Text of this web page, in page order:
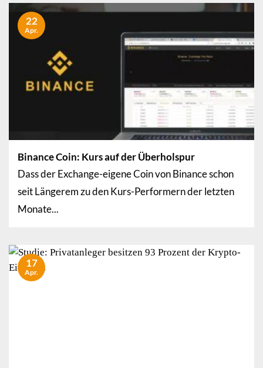
Binance Coin: Kurs auf der Überholspur
Dass der Exchange-eigene Coin von Binance schon
seit Längerem zu den Kurs-Performern der letzten
Monate...
22
Apr.
17
Apr.